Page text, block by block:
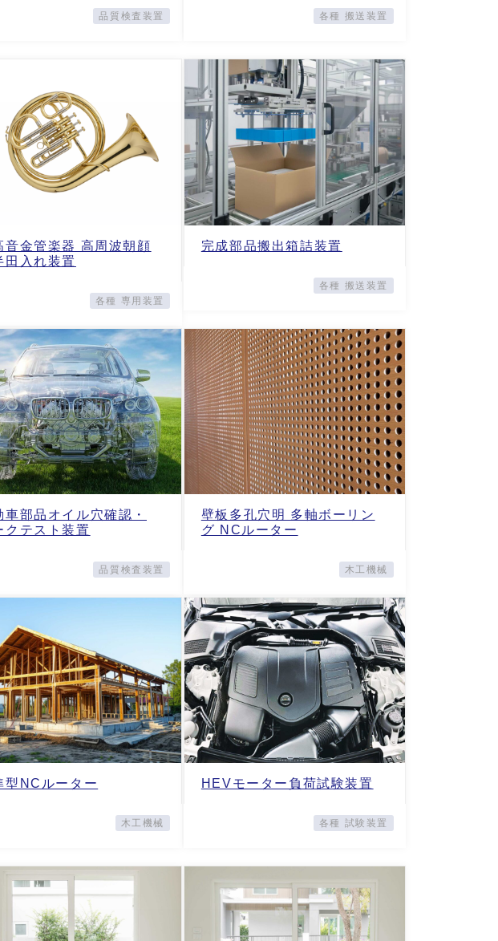
品質検査装置 各種 搬送装置
音金管楽器 高周波朝顔
田入れ装置
各種 専用装置
完成部品搬出箱詰装置
各種 搬送装置
車部品オイル穴確認・
クテスト装置
品質検査装置
壁板多孔穴明 多軸ボーリン
グ NCルーター
木工機械
型NCルーター
木工機械
HEVモーター負荷試験装置
各種 試験装置